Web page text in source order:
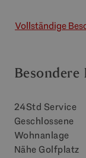
Vollständige
Besondere
24Std Service
Geschlossene
Wohnanlage
Nähe Golfplatz